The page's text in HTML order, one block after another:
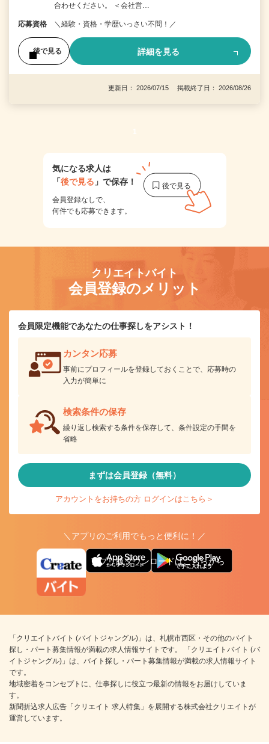
合わせください。 ＜会社営…
応募資格 ＼経験・資格・学歴いっさい不問！／
後で見る 詳細を見る
更新日： 2026/07/15 掲載終了日： 2026/08/26
1
気になる求人は
「後で見る 」で保存！
会員登録なしで、
何件でも応募できます。
クリエイトバイト
会員登録のメリット
会員限定機能であなたの仕事探しをアシスト！
カンタン応募
事前にプロフィールを登録しておくことで、応募時の
入力が簡単に
検索条件の保存
繰り返し検索する条件を保存して、条件設定の手間を
省略
まずは会員登録（無料）
アカウントをお持ちの方 ログインはこちら＞
＼アプリのご利用でもっと便利に！／
アプリ版ダウンロードはこちらから
「クリエイトバイト (バイトジャングル)」は、札幌市西区・その他のバイト
探し・パート募集情報が満載の求人情報サイトです。 「クリエイトバイト (バ
イトジャングル)」は、バイト探し・パート募集情報が満載の求人情報サイト
です。
地域密着をコンセプトに、仕事探しに役立つ最新の情報をお届けしていま
す。
新聞折込求人広告「クリエイト 求人特集」を展開する株式会社クリエイトが
運営しています。